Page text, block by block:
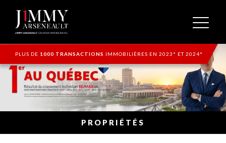
PLUS DE 1000 TRANSACTIONS IMMOBILIÈRES EN 2023* ET 2024*
PROPRIÉTÉS